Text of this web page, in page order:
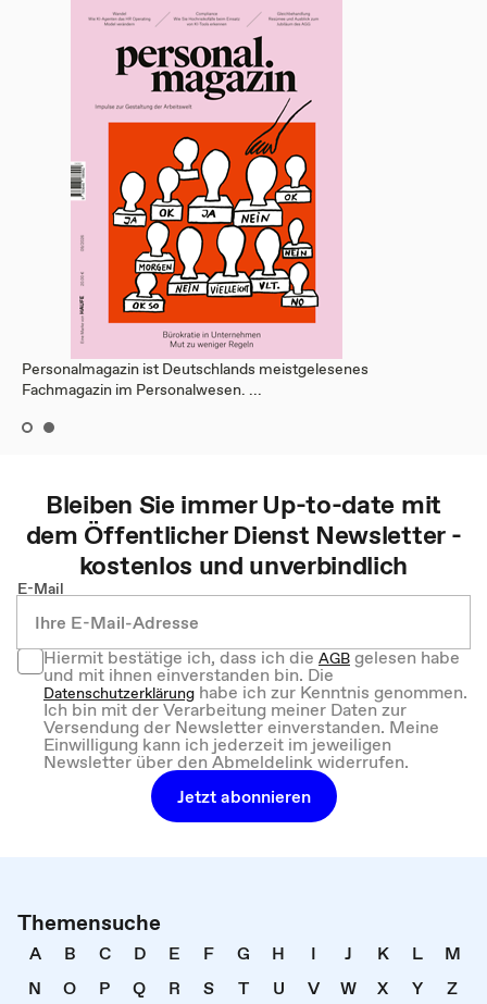
Personalmagazin ist Deutschlands meistgelesenes
Fachmagazin im Personalwesen. ...
Bleiben Sie immer Up-to-date mit
dem Öffentlicher Dienst Newsletter -
kostenlos und unverbindlich
E-Mail
Hiermit bestätige ich, dass ich dieAGBgelesen habe
und mit ihnen einverstanden bin. Die
Datenschutzerklärung habe ich zur Kenntnis genommen.
Ich bin mit der Verarbeitung meiner Daten zur
Versendung der Newsletter einverstanden. Meine
Einwilligung kann ich jederzeit im jeweiligen
Newsletter über den Abmeldelink widerrufen.
Jetzt abonnieren
Themensuche
A B C D E F G H I J K L
M
N
O P Q R S T U V W X Y
Z